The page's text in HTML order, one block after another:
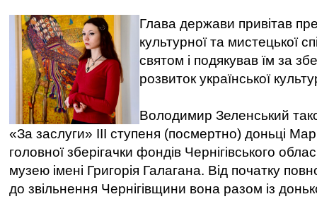
Глава держави привітав
культурної та мистецької
святом і подякував їм за
розвиток української
Володимир Зеленський
«За заслуги» ІІІ ступеня (посмертно) доньці
головної зберігачки фондів Чернігівського
музею імені Григорія Галагана. Від початку
до звільнення Чернігівщини вона разом із